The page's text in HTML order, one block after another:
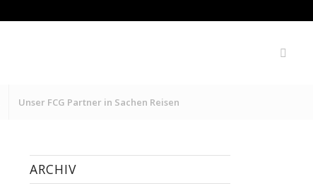
Unser FCG Partner in Sachen Reisen
ARCHIV